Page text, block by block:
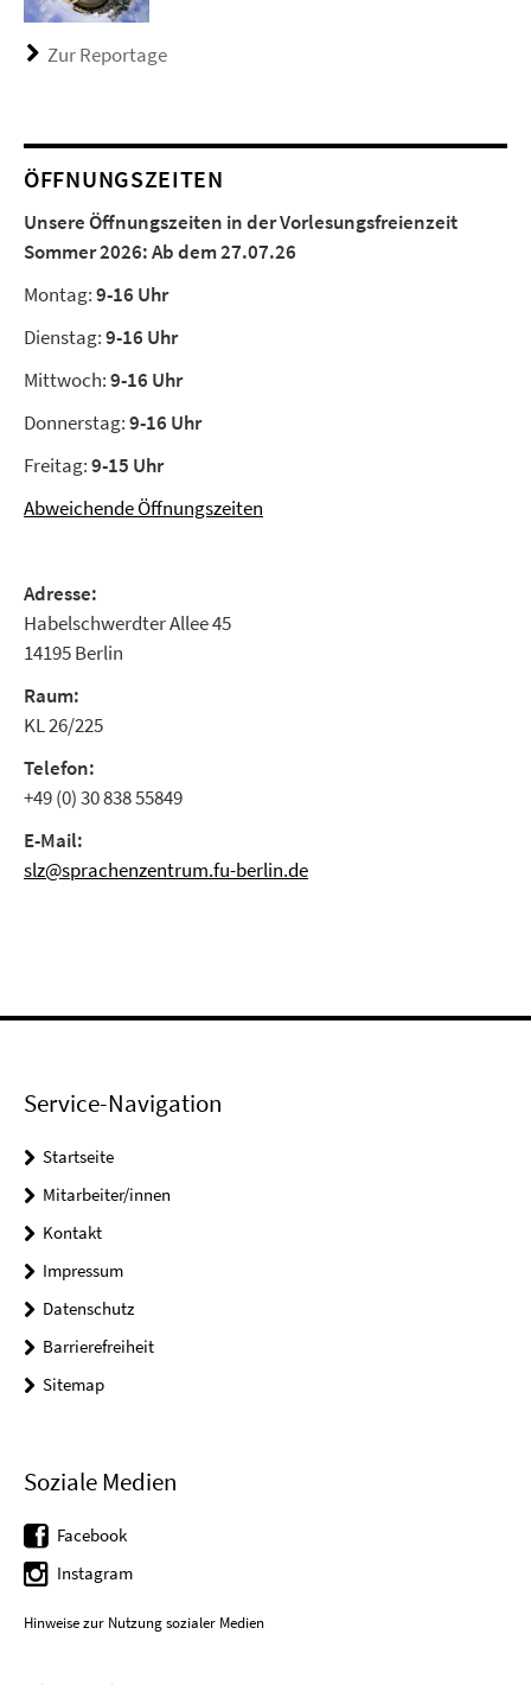
Zur Reportage
ÖFFNUNGSZEITEN
Unsere Öffnungszeiten in der Vorlesungsfreienzeit
Sommer 2026:Ab dem 27.07.26
Montag:9-16 Uhr
Dienstag:9-16 Uhr
Mittwoch:9-16 Uhr
Donnerstag:9-16 Uhr
Freitag:9-15 Uhr
Abweichende Öffnungszeiten
Adresse:
Habelschwerdter Allee 45
14195 Berlin
Raum:
KL 26/225
Telefon:
+49 (0) 30 838 55849
E-Mail:
slz@sprachenzentrum.fu-berlin.de
Service-Navigation
Startseite
Mitarbeiter/innen
Kontakt
Impressum
Datenschutz
Barrierefreiheit
Sitemap
Soziale Medien
Facebook
Instagram
Hinweise zur Nutzung sozialer Medien